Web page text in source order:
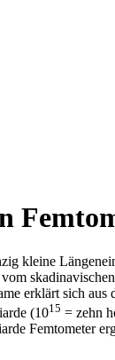
kleine
skadinavischen
erklärt sich aus
(1015 = zehn
Femtometer